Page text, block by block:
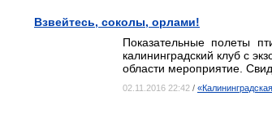
Взвейтесь, соколы, орлами!
Показательные полеты
калининградский клуб с
области мероприятие.
02.11.2016 22:42 /